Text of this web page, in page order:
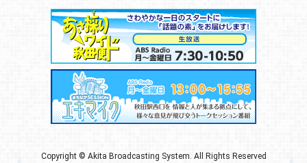
Copyright © Akita Broadcasting System. All Rights Reserved